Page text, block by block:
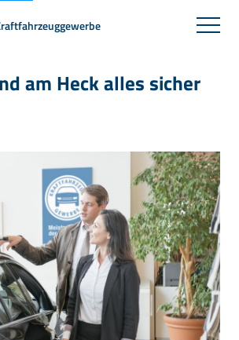
am Heck alles sicher